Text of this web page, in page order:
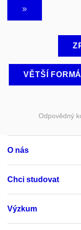
VĚTŠÍ
Odpovědný
O nás
Chci studovat
Výzkum